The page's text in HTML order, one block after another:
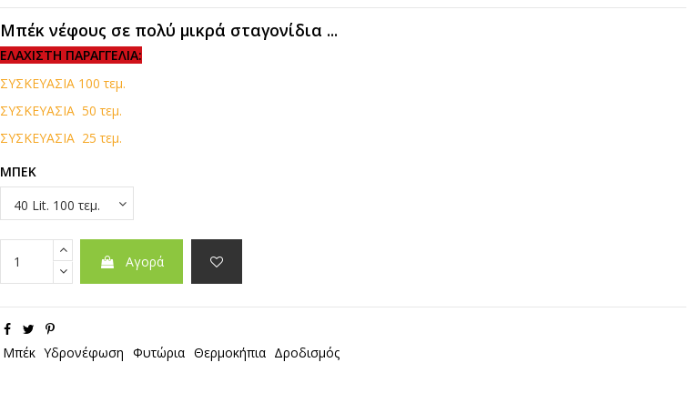
Μπέκ νέφους σε πολύ μικρά σταγονίδια ...
ΕΛΑΧΙΣΤΗ ΠΑΡΑΓΓΕΛΙΑ:
ΣΥΣΚΕΥΑΣΙΑ 100 τεμ.
ΣΥΣΚΕΥΑΣΙΑ 50 τεμ.
ΣΥΣΚΕΥΑΣΙΑ 25 τεμ.
ΜΠΕΚ
Αγορά
Μπέκ Υδρονέφωση Φυτώρια Θερμοκήπια Δροδισμός